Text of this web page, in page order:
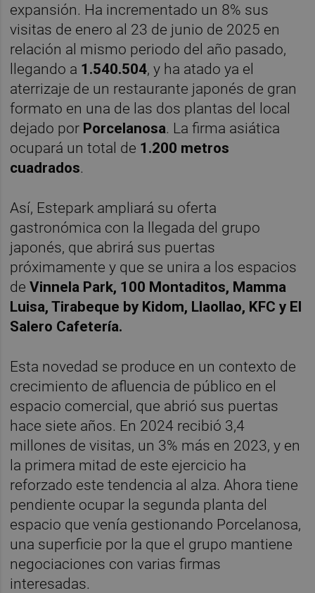
expansión. Ha incrementado un 8% sus
visitas de enero al 23 de junio de 2025 en
relación al mismo periodo del año pasado,
llegando a 1.540.504, y ha atado ya el
aterrizaje de un restaurante japonés de gran
formato en una de las dos plantas del local
dejado por Porcelanosa. La firma asiática
ocupará un total de 1.200 metros
cuadrados.
Así, Estepark ampliará su oferta
gastronómica con la llegada del grupo
japonés, que abrirá sus puertas
próximamente y que se unira a los espacios
deVinnela Park, 100 Montaditos, Mamma
Luisa, Tirabeque by Kidom, Llaollao, KFC y El
Salero Cafetería.
Esta novedad se produce en un contexto de
crecimiento de afluencia de público en el
espacio comercial, que abrió sus puertas
hace siete años. En 2024 recibió 3,4
millones de visitas, un 3% más en 2023, y en
la primera mitad de este ejercicio ha
reforzado este tendencia al alza. Ahora tiene
pendiente ocupar la segunda planta del
espacio que venía gestionando Porcelanosa,
una superficie por la que el grupo mantiene
negociaciones con varias firmas
interesadas.